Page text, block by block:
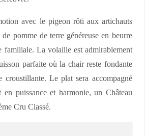
avec le pigeon rôti aux artichauts
pomme de terre généreuse en beurre
familiale. La volaille est admirablement
parfaite où la chair reste fondante
croustillante. Le plat sera accompagné
en puissance et harmonie, un Château
Cru Classé.